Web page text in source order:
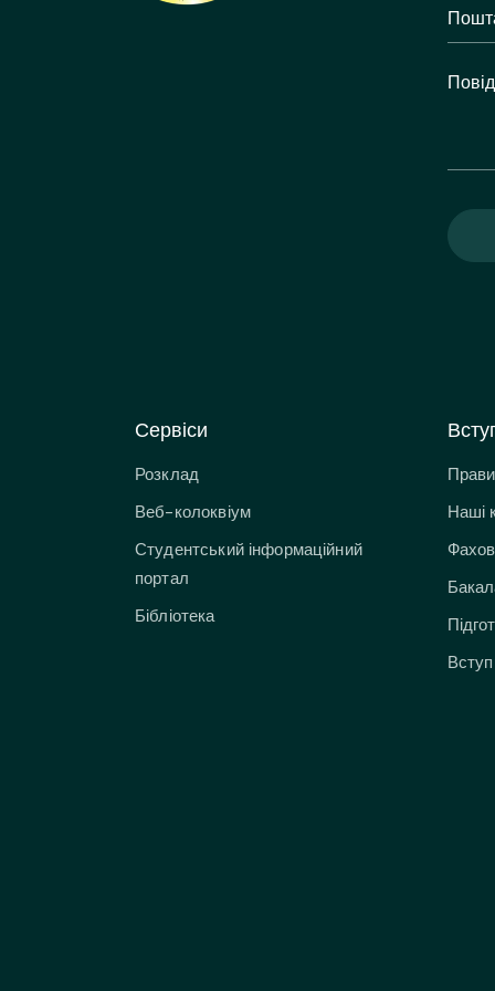
Сервіси
Розклад
Веб-колоквіум
Студентський інформаційний
портал
Бібліотека
Наші